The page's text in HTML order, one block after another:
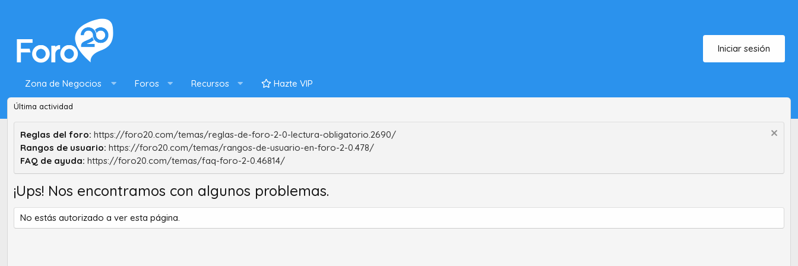
Iniciar sesión
Zona de Negocios Foros Recursos Hazte VIP
Última actividad
Reglas del foro: https://foro20.com/temas/reglas-de-foro-2-0-lectura-obligatorio.2690/
Rangos de usuario: https://foro20.com/temas/rangos-de-usuario-en-foro-2-0.478/
FAQ de ayuda: https://foro20.com/temas/faq-foro-2-0.46814/
¡Ups! Nos encontramos con algunos problemas.
No estás autorizado a ver esta página.